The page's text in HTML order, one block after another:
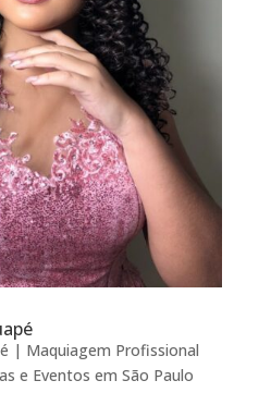
| Maquiagem Profissional
e Eventos em São Paulo